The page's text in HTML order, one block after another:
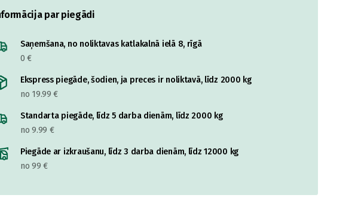
par piegādi
Saņemšana, no noliktavas katlakalnā ielā 8, rīgā
0 €
Ekspress piegāde, šodien, ja preces ir noliktavā, līdz 2000 kg
no 19.99 €
Standarta piegāde, līdz 5 darba dienām, līdz 2000 kg
no 9.99 €
Piegāde ar izkraušanu, līdz 3 darba dienām, līdz 12000 kg
no 99 €